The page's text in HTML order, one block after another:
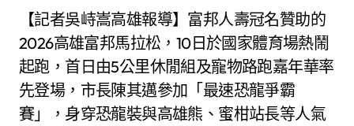
【記者吳峙嵩高雄報導】富邦人壽冠名贊助的
2026高雄富邦馬拉松，10日於國家體育場熱鬧
起跑，首日由5公里休閒組及寵物路跑嘉年華率
先登場，市長陳其邁參加「最速恐龍爭霸
賽」，身穿恐龍裝與高雄熊、蜜柑站長等人氣